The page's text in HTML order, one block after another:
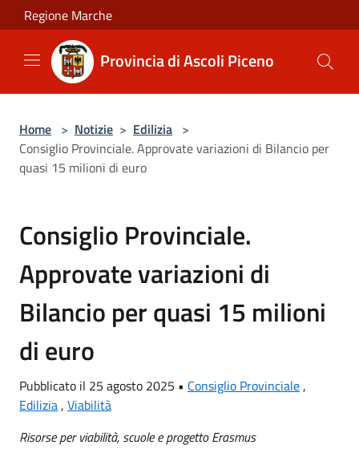
Salta al contenuto principale
Regione Marche
Provincia di Ascoli Piceno
Home > Notizie > Edilizia >
Consiglio Provinciale. Approvate variazioni di Bilancio per
quasi 15 milioni di euro
Consiglio Provinciale.
Approvate variazioni di
Bilancio per quasi 15 milioni
di euro
Pubblicato il 25 agosto 2025 • Consiglio Provinciale,
Edilizia, Viabilità
Risorse per viabilità, scuole e progetto Erasmus